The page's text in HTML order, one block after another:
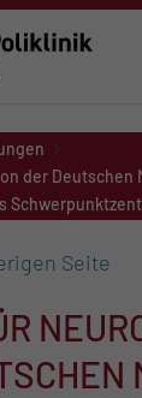
der Deutschen
Seite